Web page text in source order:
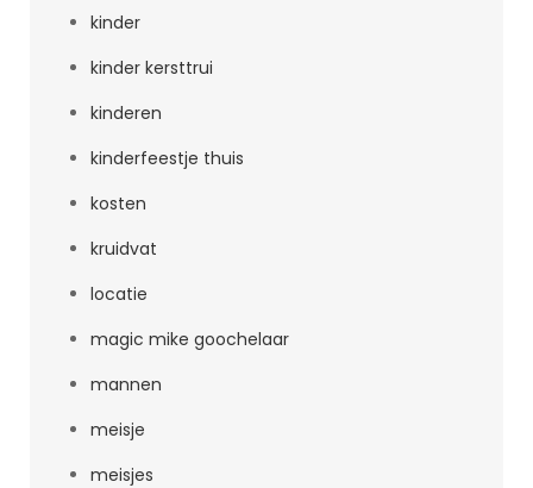
kinder
kinder kersttrui
kinderen
kinderfeestje thuis
kosten
kruidvat
locatie
magic mike goochelaar
mannen
meisje
meisjes